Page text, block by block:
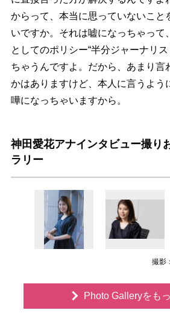
からって、本当に思っていないこと
いですか。それは嘘になっちゃって
としてのポリシー“半分ジャーナリ
ちゃうんですよ。だから、あまり言
かはありますけど、本人に言うよう
嘩になっちゃいますから。
神田愛花アナインタビュー撮り
ラリー
撮影
Photo Galleryをも